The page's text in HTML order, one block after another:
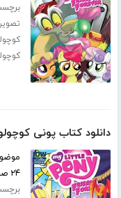
دانلود کتاب پونی
۲۴ صفحه